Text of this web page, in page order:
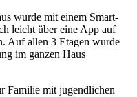
wurde mit einem Smart-
leicht über eine App auf
Auf allen 3 Etagen wurde
im ganzen Haus
Familie mit jugendlichen